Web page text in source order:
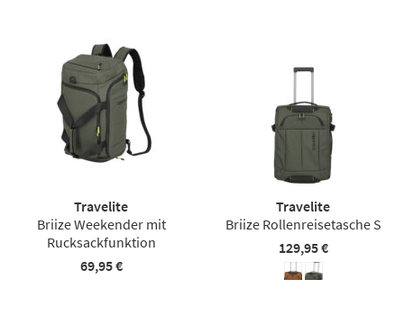
Travelite
Briize Weekender mit
Rucksackfunktion
69,95 €
Travelite
Briize Rollenreisetasche S
129,95 €